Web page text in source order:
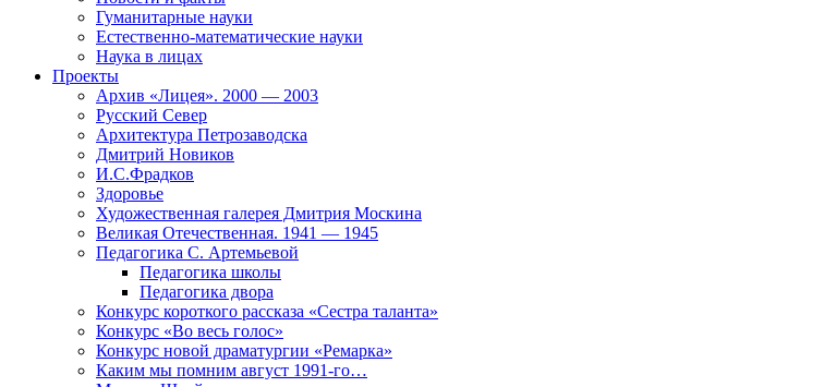
Гуманитарные науки
Естественно-математические науки
Наука в лицах
Проекты
Архив «Лицея». 2000 — 2003
Русский Север
Архитектура Петрозаводска
Дмитрий Новиков
И.С.Фрадков
Здоровье
Художественная галерея Дмитрия Москина
Великая Отечественная. 1941 — 1945
Педагогика С. Артемьевой
Педагогика школы
Педагогика двора
Конкурс короткого рассказа «Сестра таланта»
Конкурс «Во весь голос»
Конкурс новой драматургии «Ремарка»
Каким мы помним август 1991-го…